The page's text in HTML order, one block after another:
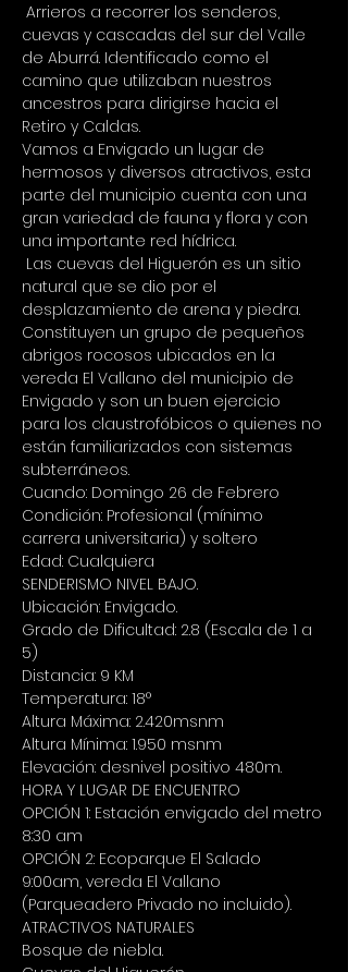
Arrieros a recorrer los senderos,
cuevas y cascadas del sur del Valle
de Aburrá. Identificado como el
camino que utilizaban nuestros
ancestros para dirigirse hacia el
Retiro y Caldas.
Vamos a Envigado un lugar de
hermosos y diversos atractivos, esta
parte del municipio cuenta con una
gran variedad de fauna y flora y con
una importante red hídrica.
Las cuevas del Higuerón es un sitio
natural que se dio por el
desplazamiento de arena y piedra.
Constituyen un grupo de pequeños
abrigos rocosos ubicados en la
vereda El Vallano del municipio de
Envigado y son un buen ejercicio
para los claustrofóbicos o quienes no
están familiarizados con sistemas
subterráneos.
Cuando: Domingo 26 de Febrero
Condición: Profesional (mínimo
carrera universitaria) y soltero
Edad: Cualquiera
SENDERISMO NIVEL BAJO.
Ubicación: Envigado.
Grado de Dificultad: 2.8 (Escala de 1 a
5)
Distancia: 9 KM
Temperatura: 18°
Altura Máxima: 2.420msnm
Altura Mínima: 1.950 msnm
Elevación: desnivel positivo 480m.
HORA Y LUGAR DE ENCUENTRO
OPCIÓN 1: Estación envigado del metro
8:30 am
OPCIÓN 2: Ecoparque El Salado
9:00am, vereda El Vallano
(Parqueadero Privado no incluido).
ATRACTIVOS NATURALES
Bosque de niebla.